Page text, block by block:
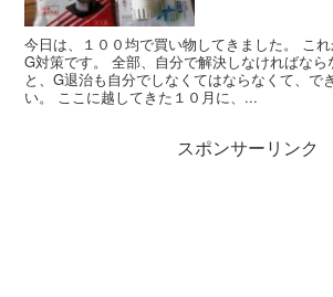
今日は、１００均で買い物してきました。 こ
G対策です。 全部、自分で解決しなければな
と、G退治も自分でしなくてはならなくて、で
い。 ここに越してきた１０月に、...
スポンサーリンク